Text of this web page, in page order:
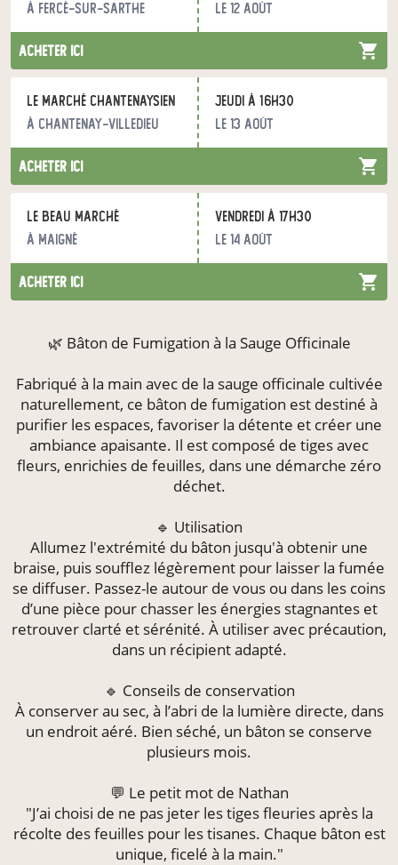
à Fercé-sur-Sarthe
le 12 août
acheter ici
Le Marché Chantenaysien
à Chantenay-Villedieu
jeudi à 16h30
le 13 août
acheter ici
Le beau marché
à Maigné
vendredi à 17h30
le 14 août
acheter ici
🌿 Bâton de Fumigation à la Sauge Officinale
Fabriqué à la main avec de la sauge officinale cultivée
naturellement, ce bâton de fumigation est destiné à
purifier les espaces, favoriser la détente et créer une
ambiance apaisante. Il est composé de tiges avec
fleurs, enrichies de feuilles, dans une démarche zéro
déchet.
🔹 Utilisation
Allumez l'extrémité du bâton jusqu'à obtenir une
braise, puis soufflez légèrement pour laisser la fumée
se diffuser. Passez-le autour de vous ou dans les coins
d’une pièce pour chasser les énergies stagnantes et
retrouver clarté et sérénité. À utiliser avec précaution,
dans un récipient adapté.
🔹 Conseils de conservation
À conserver au sec, à l’abri de la lumière directe, dans
un endroit aéré. Bien séché, un bâton se conserve
plusieurs mois.
💬 Le petit mot de Nathan
"J’ai choisi de ne pas jeter les tiges fleuries après la
récolte des feuilles pour les tisanes. Chaque bâton est
unique, ficelé à la main."